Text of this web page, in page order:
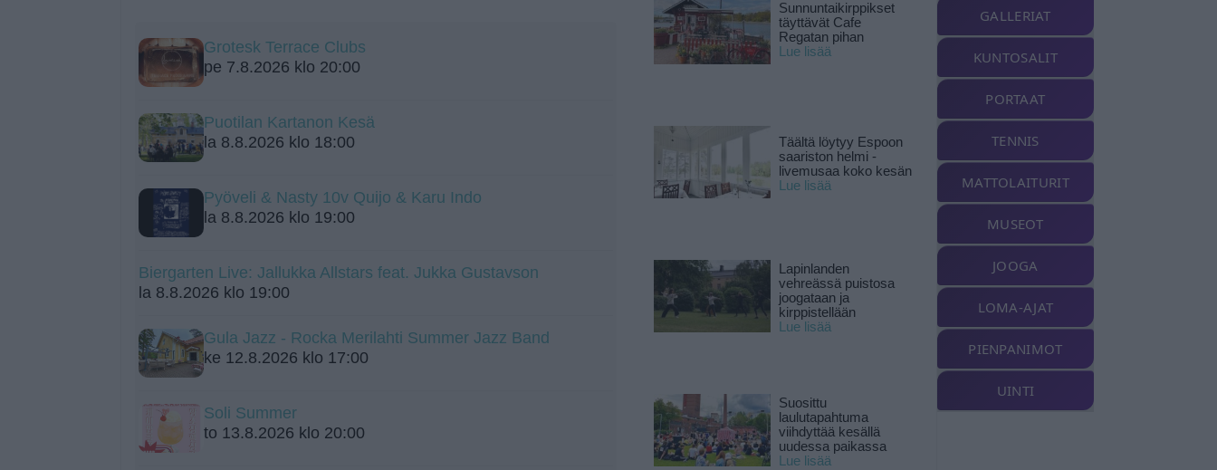
Grotesk Terrace Clubs
pe 7.8.2026 klo 20:00
Puotilan Kartanon Kesä
la 8.8.2026 klo 18:00
Pyöveli & Nasty 10v Quijo & Karu Indo
la 8.8.2026 klo 19:00
Biergarten Live: Jallukka Allstars feat. Jukka Gustavson
la 8.8.2026 klo 19:00
Gula Jazz - Rocka Merilahti Summer Jazz Band
ke 12.8.2026 klo 17:00
Soli Summer
to 13.8.2026 klo 20:00
Sunnuntaikirppikset
täyttävät Cafe
Regatan pihan
Lue lisää
Täältä löytyy Espoon
saariston helmi -
livemusaa koko kesän
Lue lisää
Lapinlanden
vehreässä puistosa
joogataan ja
kirppistellään
Lue lisää
Suosittu
laulutapahtuma
viihdyttää kesällä
uudessa paikassa
Lue lisää
GALLERIAT
KUNTOSALIT
PORTAAT
TENNIS
MATTOLAITURIT
MUSEOT
JOOGA
LOMA-AJAT
PIENPANIMOT
UINTI